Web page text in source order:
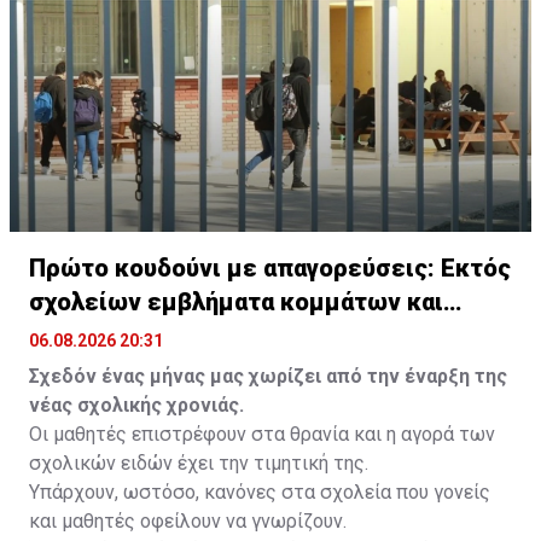
δρόμους μέχρι το Σάλτσμπουργκ.
Πρώτο κουδούνι με απαγορεύσεις: Εκτός
σχολείων εμβλήματα κομμάτων και
ομάδων
06.08.2026 20:31
Σχεδόν ένας μήνας μας χωρίζει από την έναρξη της
νέας σχολικής χρονιάς.
Οι μαθητές επιστρέφουν στα θρανία και η αγορά των
σχολικών ειδών έχει την τιμητική της.
Υπάρχουν, ωστόσο, κανόνες στα σχολεία που γονείς
και μαθητές οφείλουν να γνωρίζουν.